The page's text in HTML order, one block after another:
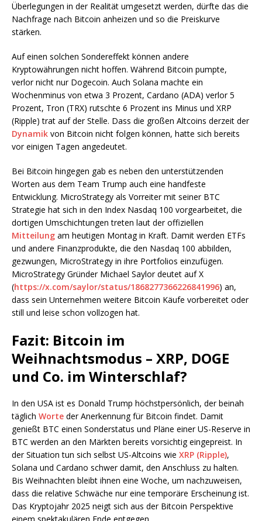
Überlegungen in der Realität umgesetzt werden, dürfte das die
Nachfrage nach Bitcoin anheizen und so die Preiskurve
stärken.
Auf einen solchen Sondereffekt können andere
Kryptowährungen nicht hoffen. Während Bitcoin pumpte,
verlor nicht nur Dogecoin. Auch Solana machte ein
Wochenminus von etwa 3 Prozent, Cardano (ADA) verlor 5
Prozent, Tron (TRX) rutschte 6 Prozent ins Minus und XRP
(Ripple) trat auf der Stelle. Dass die großen Altcoins derzeit der
Dynamik von Bitcoin nicht folgen können, hatte sich bereits
vor einigen Tagen angedeutet.
Bei Bitcoin hingegen gab es neben den unterstützenden
Worten aus dem Team Trump auch eine handfeste
Entwicklung. MicroStrategy als Vorreiter mit seiner BTC
Strategie hat sich in den Index Nasdaq 100 vorgearbeitet, die
dortigen Umschichtungen treten laut der offiziellen
Mitteilung am heutigen Montag in Kraft. Damit werden ETFs
und andere Finanzprodukte, die den Nasdaq 100 abbilden,
gezwungen, MicroStrategy in ihre Portfolios einzufügen.
MicroStrategy Gründer Michael Saylor deutet auf X
(https://x.com/saylor/status/1868277366226841996) an,
dass sein Unternehmen weitere Bitcoin Käufe vorbereitet oder
still und leise schon vollzogen hat.
Fazit: Bitcoin im
Weihnachtsmodus – XRP, DOGE
und Co. im Winterschlaf?
In den USA ist es Donald Trump höchstpersönlich, der beinah
täglich Worte der Anerkennung für Bitcoin findet. Damit
genießt BTC einen Sonderstatus und Pläne einer US-Reserve in
BTC werden an den Märkten bereits vorsichtig eingepreist. In
der Situation tun sich selbst US-Altcoins wie XRP (Ripple),
Solana und Cardano schwer damit, den Anschluss zu halten.
Bis Weihnachten bleibt ihnen eine Woche, um nachzuweisen,
dass die relative Schwäche nur eine temporäre Erscheinung ist.
Das Kryptojahr 2025 neigt sich aus der Bitcoin Perspektive